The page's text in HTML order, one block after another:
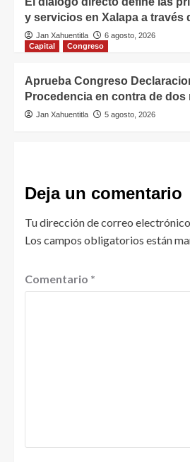
y servicios en Xalapa a través
Jan Xahuentitla
6 agosto, 2026
Capital
Congreso
Aprueba Congreso
Procedencia en contra de dos
Jan Xahuentitla 5 agosto, 2026
Deja un comentario
Tu dirección de correo
Los campos obligatorios están
Comentario *